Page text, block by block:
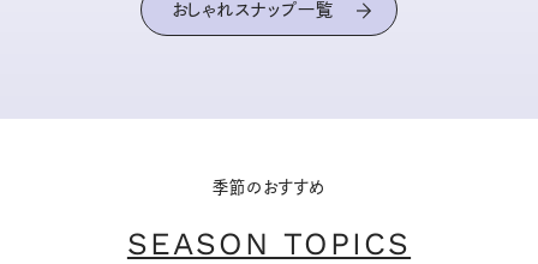
おしゃれスナップ一覧
季節のおすすめ
SEASON TOPICS